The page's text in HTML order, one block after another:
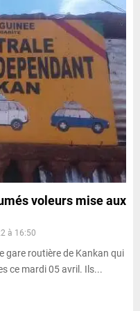
voleurs mise aux
à 16:50
gare routière de Kankan qui
ce mardi 05 avril. Ils...